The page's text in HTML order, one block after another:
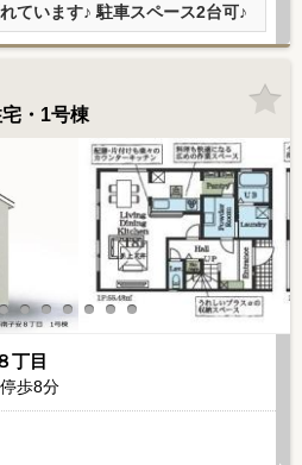
ています♪ 駐車スペース2台可♪
・1号棟
丁目
歩8分